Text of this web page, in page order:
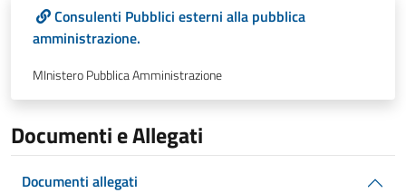
Consulenti Pubblici esterni alla pubblica
amministrazione.
MInistero Pubblica Amministrazione
Documenti e Allegati
Documenti allegati